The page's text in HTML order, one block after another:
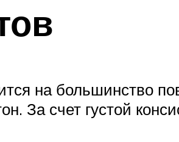
на большинство
За счет густой